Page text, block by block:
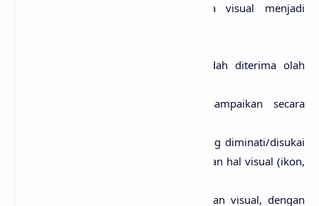
Ada 5 cara untuk membuat karya visual menjadi
Visualisasi pendukung agar mudah diterima olah
Pelajari pesan yang akan disampaikan secara
Pelajari kebiasaan dan hal-hal yang diminati/disukai
oleh sasaran yang berkaitan dengan hal visual (ikon,
Olah pesan (verbal) menjadi pesan visual, dengan